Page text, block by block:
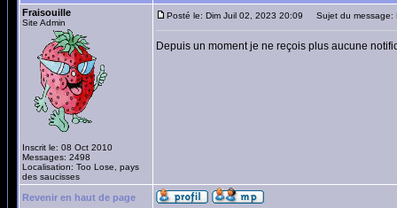
Fraisouille
Site Admin
Inscrit le: 08 Oct 2010
Messages: 2498
Localisation: Too Lose, pays
des saucisses
Posté le: Dim Juil 02, 2023 20:09 Sujet du message:
Depuis un moment je ne reçois plus aucune
Revenir en haut de page